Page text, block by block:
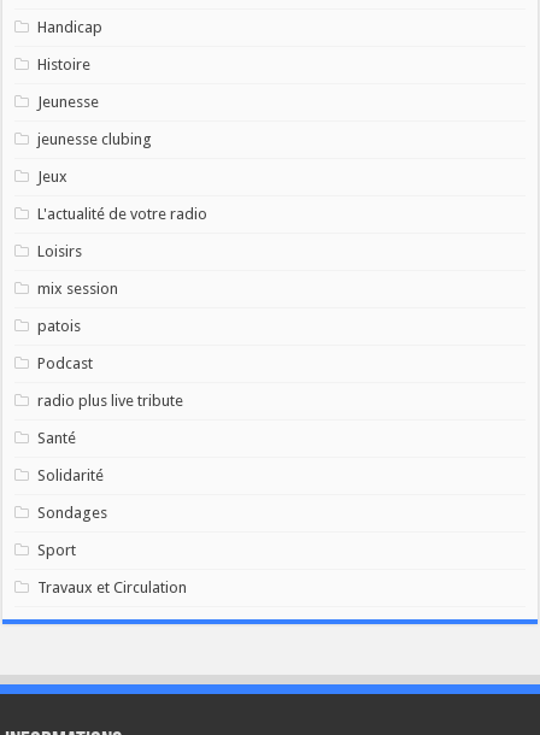
Handicap
Histoire
Jeunesse
jeunesse clubing
Jeux
L'actualité de votre radio
Loisirs
mix session
patois
Podcast
radio plus live tribute
Santé
Solidarité
Sondages
Sport
Travaux et Circulation